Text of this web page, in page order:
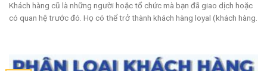
Khách hàng cũ là những người hoặc tổ chức mà bạn đã giao dịch hoặc
có quan hệ trước đó. Họ có thể trở thành khách hàng loyal (khách hàng.